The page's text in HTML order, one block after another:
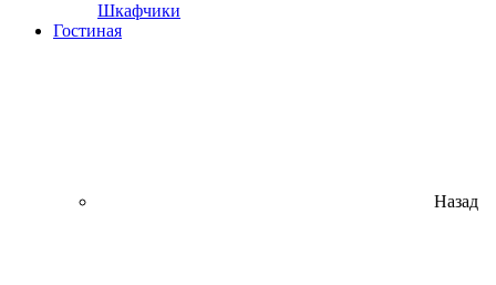
Шкафчики
Гостиная
Назад